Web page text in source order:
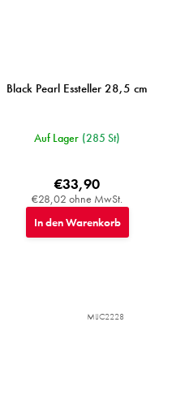
Black Pearl Essteller 28,5 cm
Auf Lager (285 St)
€28,02 ohne MwSt.
€33,90
In den Warenkorb
MIJC2228